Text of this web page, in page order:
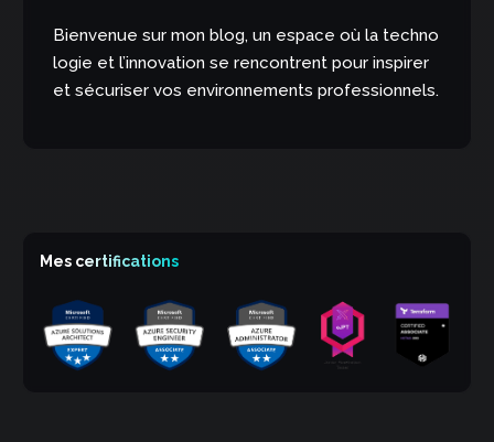
Bienvenue sur mon blog, un espace où la techno
logie et l’innovation se rencontrent pour inspirer
et sécuriser vos environnements professionnels.
Mes certifications